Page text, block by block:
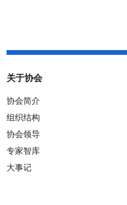
关于协会
协会简介
组织结构
协会领导
专家智库
大事记